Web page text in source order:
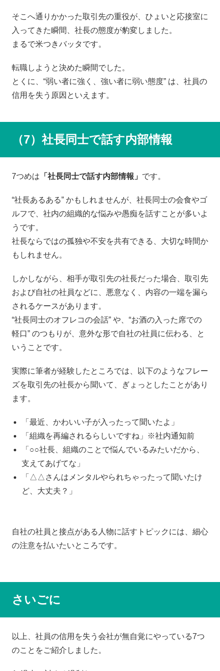
そこへ通りかかった取引先の重役が、ひょいと応接室に
入ってきた瞬間、社長の態度が豹変しました。
まるで米つきバッタです。
転職しようと決めた瞬間でした。
とくに、“弱い者に強く、強い者に弱い態度” は、社員の
信用を失う原因といえます。
（7）社長同士で話す内部情報
7つめは 「社長同士で話す内部情報」 です。
“社長あるある” かもしれませんが、社長同士の会食やゴ
ルフで、社内の組織的な悩みや愚痴を話すことが多いよ
うです。
社長ならではの孤独や不安を共有できる、大切な時間か
もしれません。
しかしながら、相手が取引先の社長だった場合、取引先
および自社の社員などに、悪意なく、内容の一端を漏ら
されるケースがあります。
“社長同士のオフレコの会話” や、“お酒の入った席での
軽口” のつもりが、意外な形で自社の社員に伝わる、と
いうことです。
実際に筆者が経験したところでは、以下のようなフレー
ズを取引先の社長から聞いて、ぎょっとしたことがあり
ます。
「最近、かわいい子が入ったって聞いたよ」
「組織を再編されるらしいですね」※社内通知前
「○○社長、組織のことで悩んでいるみたいだから、
支えてあげてな」
「△△さんはメンタルやられちゃったって聞いたけ
ど、大丈夫？」
自社の社員と接点がある人物に話すトピックには、細心
の注意を払いたいところです。
さいごに
以上、社員の信用を失う会社が無自覚にやっている7つ
のことをご紹介しました。